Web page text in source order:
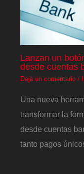
Lanzan un
desde cuentas
Deja un comentario /
Una nueva
transformar la
desde cuentas
tanto pagos